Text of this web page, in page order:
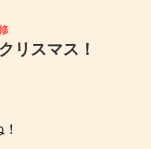
リスマス！